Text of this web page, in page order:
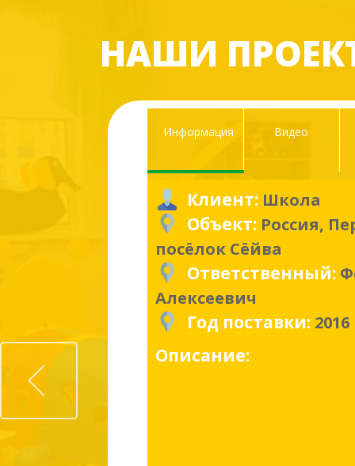
НАШИ
Информация Видео
Клиент: Школа
Объект: Россия,
посёлок Сёйва
Ответственный:
Алексеевич
Год поставки: 2016
Описание: